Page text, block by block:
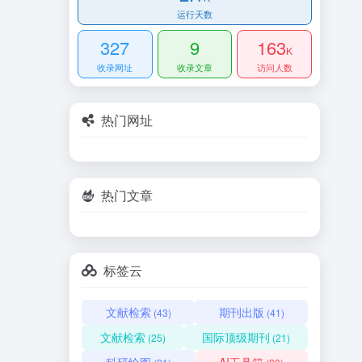
运行天数
327
收录网址
9
收录文章
163K
访问人数
热门网址
热门文章
标签云
文献检索(43) 期刊出版 (41)
文献检索(25) 国际顶级期刊 (21)